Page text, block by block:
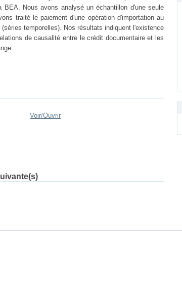
Nous avons analysé un échantillon d'une seule
traité le paiement d'une opération d'importation au
temporelles). Nos résultats indiquent l'existence
de causalité entre le crédit documentaire et les
Voir/Ouvrir